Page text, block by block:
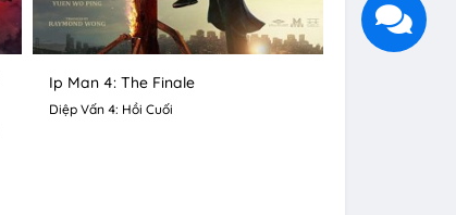
Ip Man 4: The Finale
Diệp Vấn 4: Hồi Cuối